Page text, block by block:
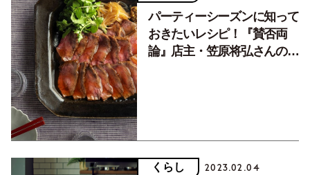
パーティーシーズンに知って
おきたいレシピ！『賛否両
論』店主・笠原将弘さんの絶
くらし 2023.02.04